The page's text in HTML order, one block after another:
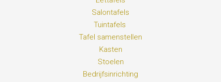
Salontafels
Tuintafels
Tafel samenstellen
Kasten
Stoelen
Bedrijfsinrichting